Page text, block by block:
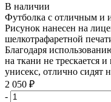
В наличии
Футболка с отличным и
Рисунок нанесен на
шелкотрафаретной
Благодаря
на ткани не трескается
унисекс, отлично сидят
2 050 ₽
-